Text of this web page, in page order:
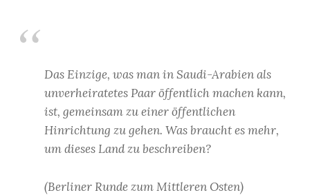
Das Einzige, was man in Saudi-Arabien als
unverheiratetes Paar öffentlich machen kann,
ist, gemeinsam zu einer öffentlichen
Hinrichtung zu gehen. Was braucht es mehr,
um dieses Land zu beschreiben?
(Berliner Runde zum Mittleren Osten)